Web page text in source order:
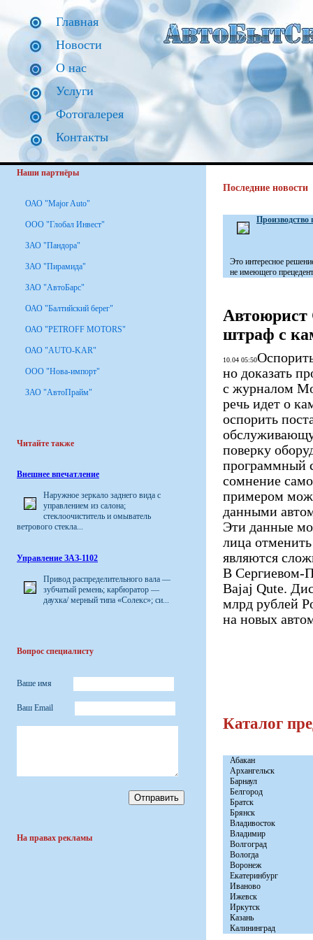
Главная
Новости
О нас
Услуги
Фотогалерея
Контакты
Наши партнёры
ОАО "Major Auto"
ООО "Глобал Инвест"
ЗАО "Пандора"
ЗАО "Пирамида"
ЗАО "АвтоБарс"
ОАО "Балтийский берег"
ОАО "PETROFF MOTORS"
ОАО "AUTO-KAR"
ООО "Нова-импорт"
ЗАО "АвтоПрайм"
Читайте также
Внешнее впечатление
Наружное зеркало заднего вида с
управлением из салона;
стеклоочиститель и омыватель
ветрового стекла...
Управление ЗАЗ-1102
Привод распределительного вала —
зубчатый ремень; карбюратор —
даухка/ мерный типа «Солекс»; си...
Вопрос специалисту
Ваше имя
Ваш Email
На правах рекламы
Последние новости
Производство
Это интересное
не имеющего
Автоюрист
штраф с
10.04 05:50
но доказать
с журналом
речь идет о
оспорить
поверку
программный
сомнение
примером
данными
Эти данные
лица
являются
В Сергиевом-
Bajaj Qute.
млрд рублей
на новых
Каталог
Абакан
Архангельск
Барнаул
Белгород
Братск
Брянск
Владивосток
Владимир
Волгоград
Вологда
Воронеж
Екатеринбург
Иваново
Ижевск
Иркутск
Казань
Калининград